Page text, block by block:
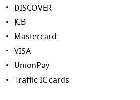
DISCOVER
JCB
Mastercard
VISA
UnionPay
Traffic IC cards